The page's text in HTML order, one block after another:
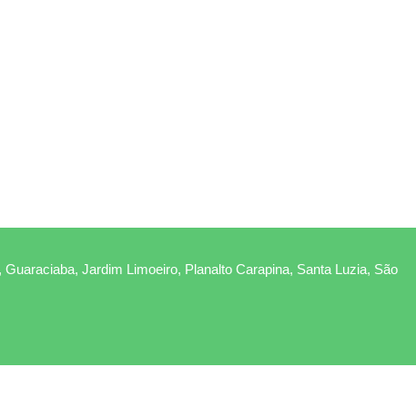
Jardim Limoeiro, Planalto Carapina, Santa Luzia, São